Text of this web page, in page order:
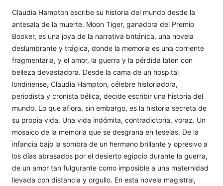
Claudia Hampton escribe su historia del mundo desde la
antesala de la muerte. Moon Tiger, ganadora del Premio
Booker, es una joya de la narrativa británica, una novela
deslumbrante y trágica, donde la memoria es una corriente
fragmentaria, y el amor, la guerra y la pérdida laten con
belleza devastadora. Desde la cama de un hospital
londinense, Claudia Hampton, célebre historiadora,
periodista y cronista bélica, decide escribir una historia del
mundo. Lo que aflora, sin embargo, es la historia secreta de
su propia vida. Una vida indómita, contradictoria, voraz. Un
mosaico de la memoria que se desgrana en teselas. De la
infancia bajo la sombra de un hermano brillante y opresivo a
los días abrasados por el desierto egipcio durante la guerra,
de un amor tan fulgurante como imposible a una maternidad
llevada con distancia y orgullo. En esta novela magistral,